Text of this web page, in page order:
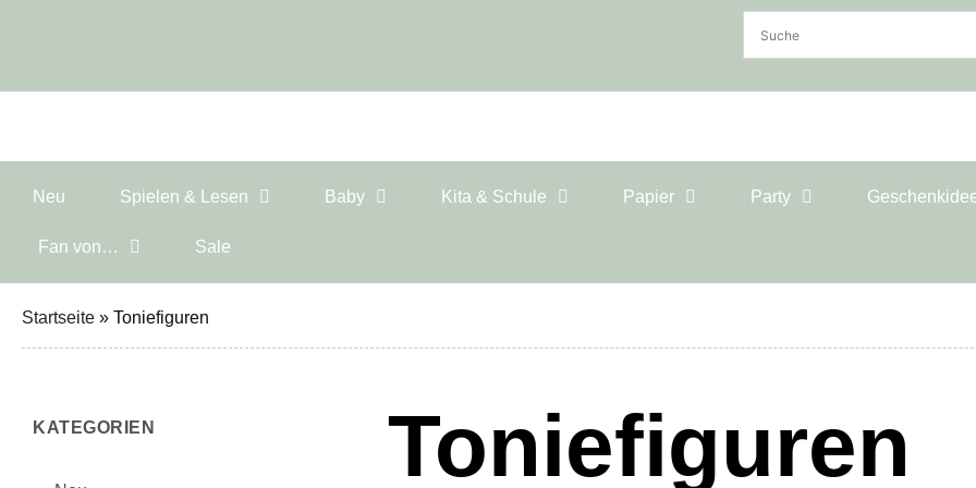
Neu Spielen & Lesen Baby Kita & Schule Papier Party
Fan von… Sale
Startseite » Toniefiguren
KATEGORIEN Toniefiguren